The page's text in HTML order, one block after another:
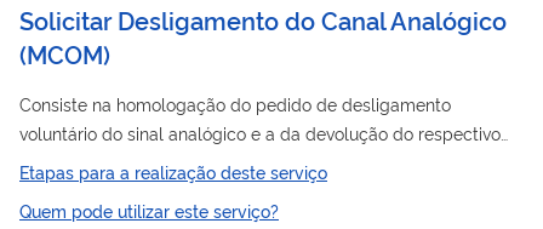
Solicitar Desligamento do Canal Analógico
(MCOM)
Consiste na homologação do pedido de desligamento
voluntário do sinal analógico e a da devolução do respectivo
canal à União antes da data prevista em cronograma
específico efetuado pelas entidades executantes dos serviços
de radiodifusão de sons e imagens (TV) ou de retransmissão
Etapas para a realização deste serviço
Quem pode utilizar este serviço?